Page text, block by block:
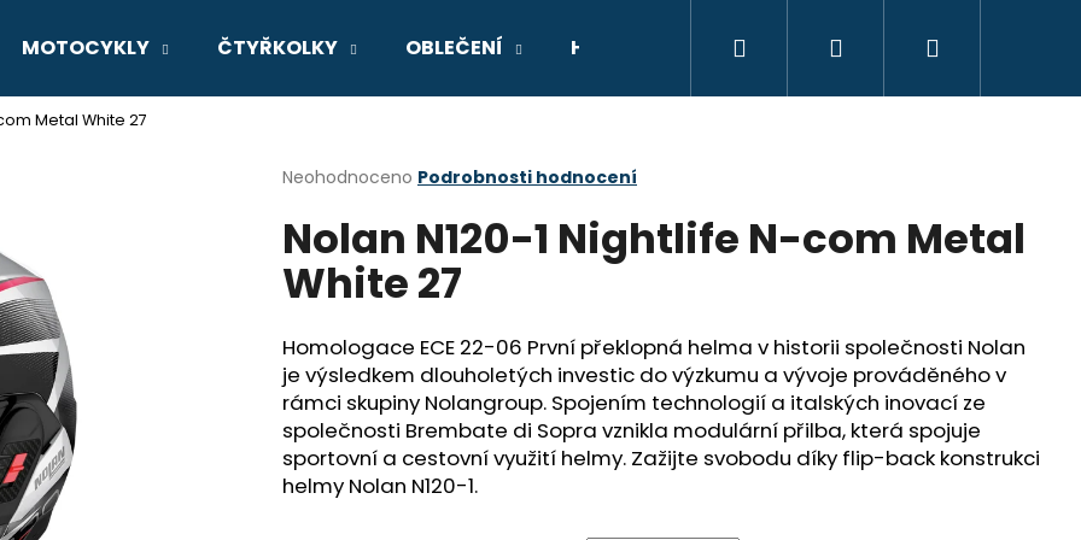
MOTOCYKLY ČTYŘKOLKY OBLEČENÍ HELMY NÁHRADNÍ DÍLY DÁRKOVÝ
Přihlášení
Metal White 27
Průměrné
produktu
je
0,0
z
hvězdiček.
Neohodnoceno Podrobnosti hodnocení
Nolan N120-1 Nightlife N-com Metal
White 27
Homologace ECE 22-06 První překlopná helma v historii společnosti Nolan
je výsledkem dlouholetých investic do výzkumu a vývoje prováděného v
rámci skupiny Nolangroup. Spojením technologií a italských inovací ze
společnosti Brembate di Sopra vznikla modulární přilba, která spojuje
sportovní a cestovní využití helmy. Zažijte svobodu díky flip-back konstrukci
helmy Nolan N120-1.
Co potřebujete najít?
HLEDAT
8R